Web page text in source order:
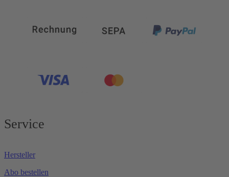
Service
Hersteller
Abo bestellen